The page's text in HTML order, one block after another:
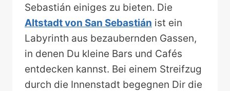
Sebastián einiges zu bieten. Die
Altstadt von San Sebastián ist ein
Labyrinth aus bezaubernden Gassen,
in denen Du kleine Bars und Cafés
entdecken kannst. Bei einem Streifzug
durch die Innenstadt begegnen Dir die